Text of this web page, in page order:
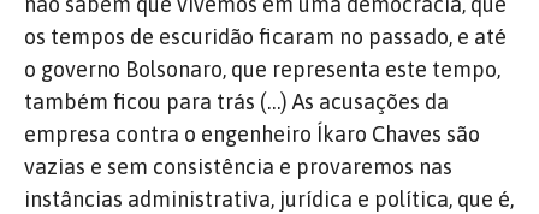
os tempos de escuridão ficaram no passado, e até
o governo Bolsonaro, que representa este tempo,
também ficou para trás (…) As acusações da
empresa contra o engenheiro Íkaro Chaves são
vazias e sem consistência e provaremos nas
instâncias administrativa, jurídica e política, que é,